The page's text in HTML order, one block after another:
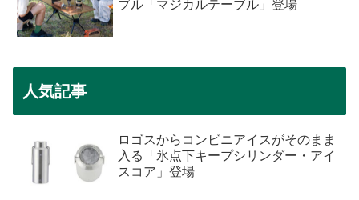
ブル「マジカルテーブル」登場
人気記事
ロゴスからコンビニアイスがそのまま
入る「氷点下キープシリンダー・アイ
スコア」登場